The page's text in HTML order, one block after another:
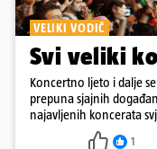
VELIKI VODIČ
Svi veliki
Koncertno ljeto i dalje
prepuna sjajnih
najavljenih koncerata
2026. godine.
1